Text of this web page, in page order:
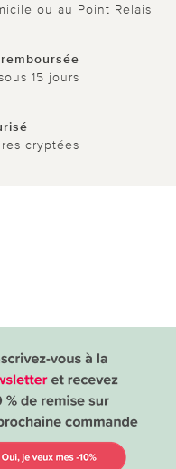
ou au Point Relais
15 jours
cryptées